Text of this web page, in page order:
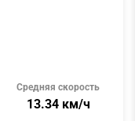
Средняя скорость
13.34 км/ч